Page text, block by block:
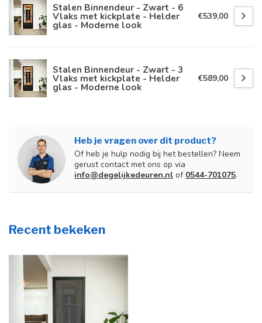
Stalen Binnendeur - Zwart - 6
Vlaks met kickplate - Helder
glas - Moderne look
€539,00
Stalen Binnendeur - Zwart - 3
Vlaks met kickplate - Helder
glas - Moderne look
€589,00
Heb je vragen over dit product?
Of heb je hulp nodig bij het bestellen? Neem
gerust contact met ons op via
info@degelijkedeuren.nl of 0544-701075.
Recent bekeken